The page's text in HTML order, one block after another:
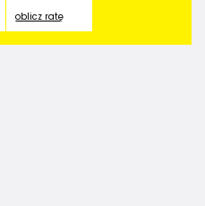
oblicz ratę